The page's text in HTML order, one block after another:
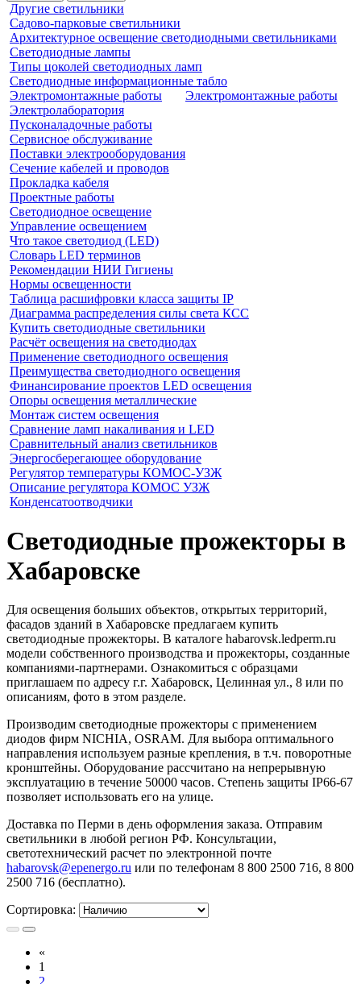
Другие светильники
Садово-парковые светильники
Архитектурное освещение светодиодными светильниками
Светодиодные лампы
Типы цоколей светодиодных ламп
Светодиодные информационные табло
Электромонтажные работы
Электромонтажные работы
Электролаборатория
Пусконаладочные работы
Сервисное обслуживание
Поставки электрооборудования
Сечение кабелей и проводов
Прокладка кабеля
Проектные работы
Светодиодное освещение
Управление освещением
Что такое светодиод (LED)
Словарь LED терминов
Рекомендации НИИ Гигиены
Нормы освещенности
Таблица расшифровки класса защиты IP
Диаграмма распределения силы света КСС
Купить светодиодные светильники
Расчёт освещения на светодиодах
Применение светодиодного освещения
Преимущества светодиодного освещения
Финансирование проектов LED освещения
Опоры освещения металлические
Монтаж систем освещения
Сравнение ламп накаливания и LED
Сравнительный анализ светильников
Энергосберегающее оборудование
Регулятор температуры КОМОС-УЗЖ
Описание регулятора КОМОС УЗЖ
Конденсатоотводчики
Светодиодные прожекторы в
Хабаровске
Для освещения больших объектов, открытых территорий,
фасадов зданий в Хабаровске предлагаем купить
светодиодные прожекторы. В каталоге habarovsk.ledperm.ru
модели собственного производства и прожекторы, созданные
компаниями-партнерами. Ознакомиться с образцами
приглашаем по адресу г.г. Хабаровск, Целинная ул., 8 или по
описаниям, фото в этом разделе.
Производим светодиодные прожекторы с применением
диодов фирм NICHIA, OSRAM. Для выбора оптимального
направления используем разные крепления, в т.ч. поворотные
кронштейны. Оборудование рассчитано на непрерывную
эксплуатацию в течение 50000 часов. Степень защиты IP66-67
позволяет использовать его на улице.
Доставка по Перми в день оформления заказа. Отправим
светильники в любой регион РФ. Консультации,
светотехнический расчет по электронной почте
habarovsk@epenergo.ru или по телефонам 8 800 2500 716, 8 800
2500 716 (бесплатно).
Сортировка:
«
1